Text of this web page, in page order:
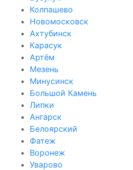
Колпашево
Новомосковск
Ахтубинск
Карасук
Артём
Мезень
Минусинск
Большой Камень
Липки
Ангарск
Белоярский
Фатеж
Воронеж
Уварово